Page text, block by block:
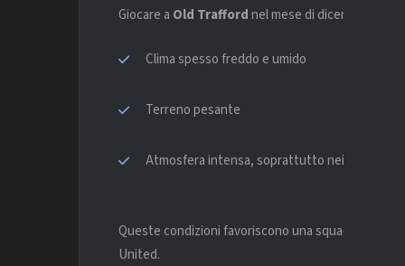
Giocare a Old Traffordnel mese di dicembre non è
Clima spesso freddo e umido
Terreno pesante
Atmosfera intensa, soprattutto nei match
Queste condizioni favoriscono una squadra
United.